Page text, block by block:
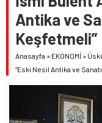
Antika ve
Keşfetmeli”
Anasayfa » EKONOMİ »
“Eski Nesil Antika ve